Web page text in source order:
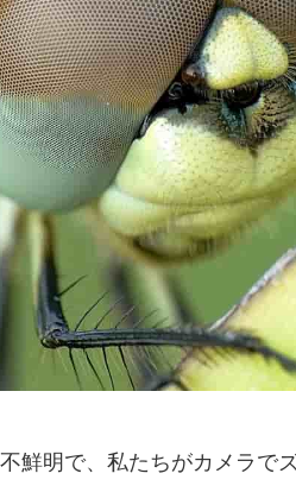
鮮明で、私たちがカメラで